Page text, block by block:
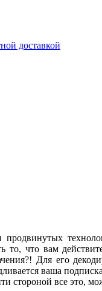
доставкой
продвинутых
то, что вам
Для его
ваша
стороной все это,